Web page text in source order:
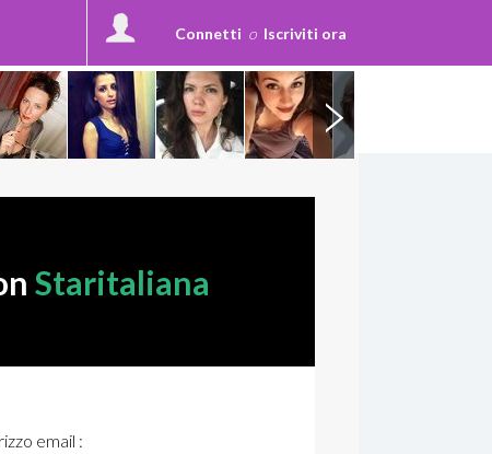
Connetti o Iscriviti ora
Staritaliana
email :